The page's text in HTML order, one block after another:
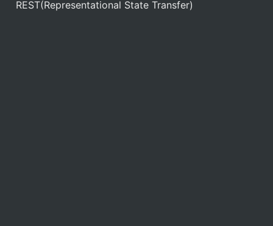
REST(Representational State Transfer)